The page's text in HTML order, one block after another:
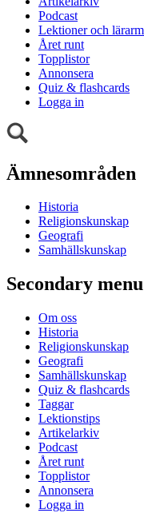
Podcast
Lektioner och
Året runt
Topplistor
Annonsera
Quiz & flashcards
Logga in
Ämnesområden
Historia
Religionskunskap
Geografi
Samhällskunskap
Secondary menu
Om oss
Historia
Religionskunskap
Geografi
Samhällskunskap
Quiz & flashcards
Taggar
Lektionstips
Artikelarkiv
Podcast
Året runt
Topplistor
Annonsera
Logga in